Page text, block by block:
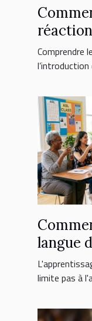
Comprendre
l’introduction
langue
limite pas à